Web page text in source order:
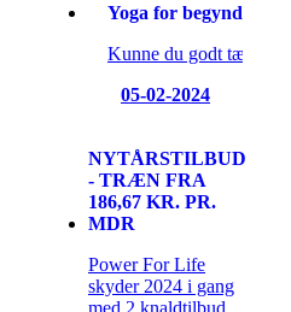
Yoga for begyndere
Kunne du godt tænke
05-02-2024
NYTÅRSTILBUD
- TRÆN FRA
186,67 KR. PR.
MDR
Power For Life
skyder 2024 i gang
med 2 knaldtilbud